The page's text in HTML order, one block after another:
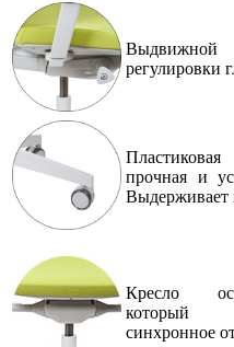
регулировки
прочная и
Выдерживает
Кресло
синхронное